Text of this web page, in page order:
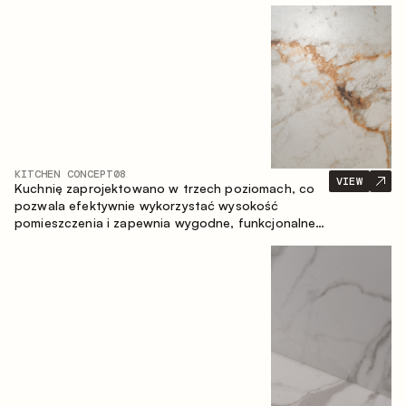
użytkową, tworząc miejsce na szybkie śniadania i
KITCHEN CONCEPT08
Kuchnię zaprojektowano w trzech poziomach, co
pozwala efektywnie wykorzystać wysokość
pomieszczenia i zapewnia wygodne, funkcjonalne
VIEW